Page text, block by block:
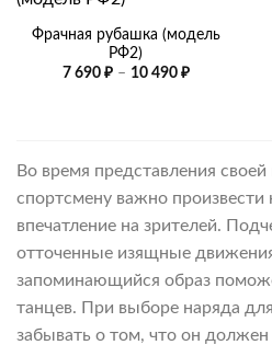
Фрачная рубашка (модель
РФ2)
7 690 ₽ – 10 490 ₽Диапазон
Во время представления
спортсмену важно произвести
впечатление на зрителей.
отточенные изящные
запоминающийся образ
танцев. При выборе наряда
забывать о том, что он должен